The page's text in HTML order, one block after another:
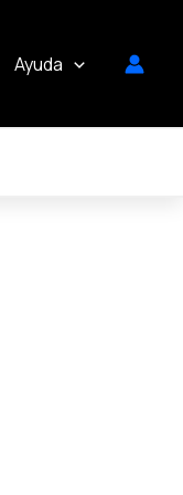
Ayuda